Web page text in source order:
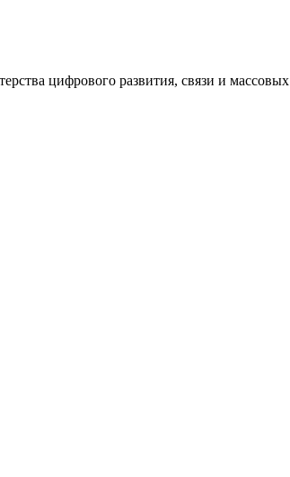
цифрового развития, связи и